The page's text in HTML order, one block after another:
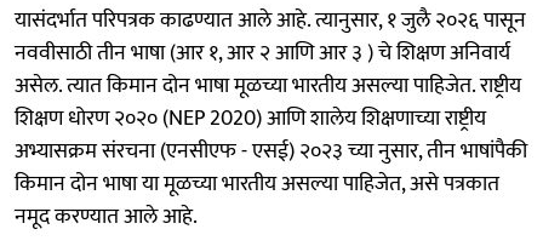
यासंदर्भात परिपत्रक काढण्यात आले आहे. त्यानुसार, १ जुलै २०२६ पासून
नववीसाठी तीन भाषा (आर १, आर २ आणि आर ३ ) चे शिक्षण अनिवार्य
असेल. त्यात किमान दोन भाषा मूळच्या भारतीय असल्या पाहिजेत. राष्ट्रीय
शिक्षण धोरण २०२० (NEP 2020) आणि शालेय शिक्षणाच्या राष्ट्रीय
अभ्यासक्रम संरचना (एनसीएफ - एसई) २०२३ च्या नुसार, तीन भाषांपैकी
किमान दोन भाषा या मूळच्या भारतीय असल्या पाहिजेत, असे पत्रकात
नमूद करण्यात आले आहे.